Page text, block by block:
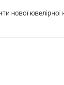
нової ювелірної